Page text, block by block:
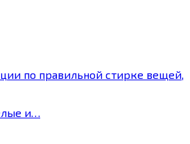
по правильной стирке вещей,
и…